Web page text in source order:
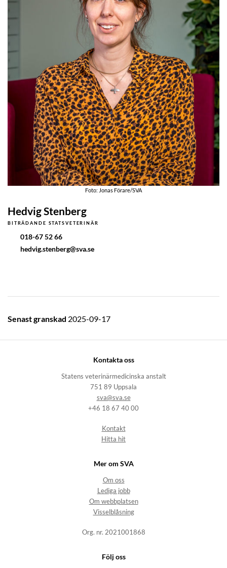
Foto: Jonas Förare/SVA
Hedvig Stenberg
BITRÄDANDE STATSVETERINÄR
018-67 52 66
hedvig.stenberg@sva.se
Senast granskad 2025-09-17
Kontakta oss
Statens veterinärmedicinska anstalt
751 89 Uppsala
sva@sva.se
+46 18 67 40 00
Kontakt
Hitta hit
Mer om SVA
Om oss
Lediga jobb
Om webbplatsen
Visselblåsning
Org. nr. 2021001868
Följ oss